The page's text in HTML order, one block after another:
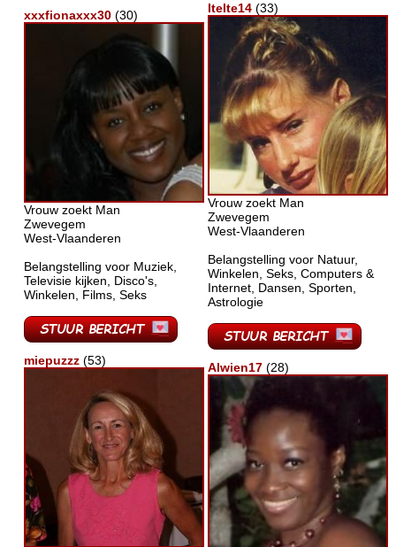
xxxfionaxxx30 (30)
Vrouw zoekt Man
Zwevegem
West-Vlaanderen
Belangstelling voor Muziek,
Televisie kijken, Disco's,
Winkelen, Films, Seks
IteIte14 (33)
Vrouw zoekt Man
Zwevegem
West-Vlaanderen
Belangstelling voor Natuur,
Winkelen, Seks, Computers &
Internet, Dansen, Sporten,
Astrologie
miepuzzz (53) Alwien17 (28)